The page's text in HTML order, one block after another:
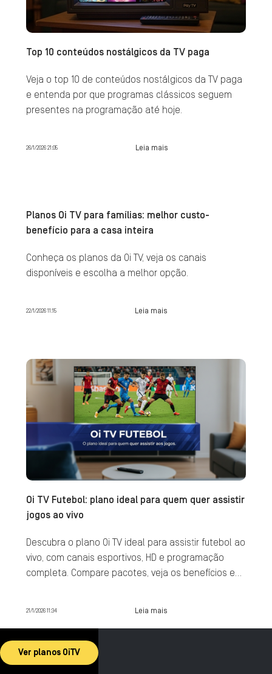
Top 10 conteúdos nostálgicos da TV paga
Veja o top 10 de conteúdos nostálgicos da TV paga
e entenda por que programas clássicos seguem
presentes na programação até hoje.
26/1/2026 21:05 Leia mais
Planos Oi TV para famílias: melhor custo-
benefício para a casa inteira
Conheça os planos da Oi TV, veja os canais
disponíveis e escolha a melhor opção.
22/1/2026 11:15 Leia mais
Oi TV Futebol: plano ideal para quem quer assistir
jogos ao vivo
Descubra o plano Oi TV ideal para assistir futebol ao
vivo, com canais esportivos, HD e programação
completa. Compare pacotes, veja os benefícios e
21/1/2026 11:34 Leia mais
Ver planos OiTV